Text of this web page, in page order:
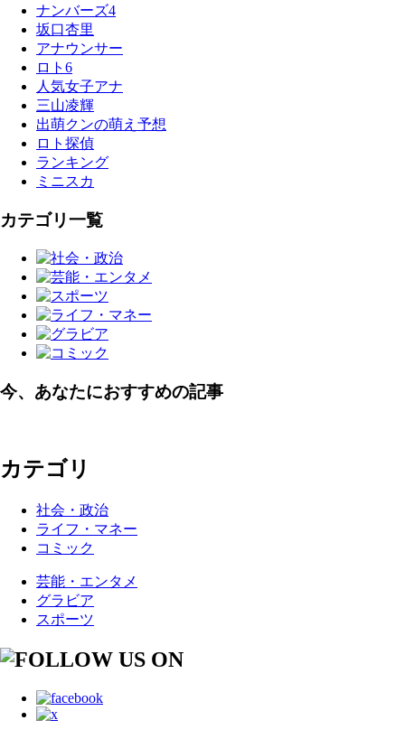
ナンバーズ4
坂口杏里
アナウンサー
ロト6
人気女子アナ
三山凌輝
出萌クンの萌え予想
ロト探偵
ランキング
ミニスカ
カテゴリ一覧
今、あなたにおすすめの記事
カテゴリ
社会・政治
ライフ・マネー
コミック
芸能・エンタメ
グラビア
スポーツ